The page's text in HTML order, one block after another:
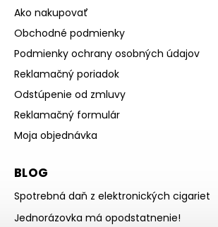
Ako nakupovať
Obchodné podmienky
Podmienky ochrany osobných údajov
Reklamačný poriadok
Odstúpenie od zmluvy
Reklamačný formulár
Moja objednávka
BLOG
Spotrebná daň z elektronických cigariet
Jednorázovka má opodstatnenie!